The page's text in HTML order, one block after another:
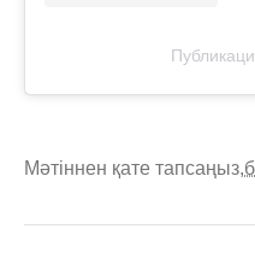
Мәтіннен қате тапсаңыз,